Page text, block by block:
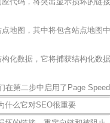
地图，其中将包含站点地图
化数据，它将捕获结构化数
第二步中启用了Page
什么它对SEO很重要